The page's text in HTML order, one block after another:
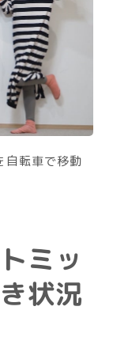
自転車で移動
ミッ
状況